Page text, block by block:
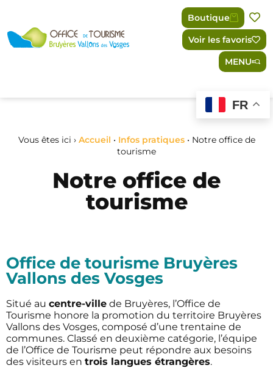
Boutique
Voir les favoris
MENU
FR
Vous êtes ici › Accueil • Infos pratiques• Notre office de
tourisme
Notre office de
tourisme
Office de tourisme Bruyères
Vallons des Vosges
Situé au centre-ville de Bruyères, l’Office de
Tourisme honore la promotion du territoire Bruyères
Vallons des Vosges, composé d’une trentaine de
communes. Classé en deuxième catégorie, l’équipe
de l’Office de Tourisme peut répondre aux besoins
des visiteurs en trois langues étrangères.